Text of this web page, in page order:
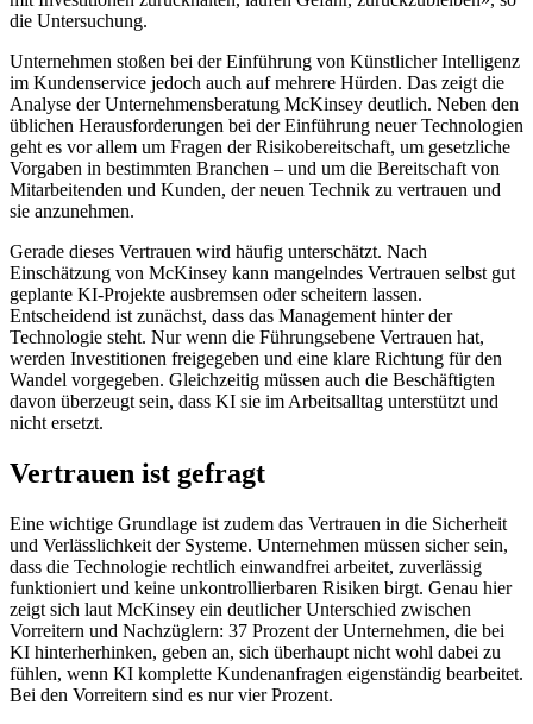
die Untersuchung.
Unternehmen stoßen bei der Einführung von Künstlicher Intelligenz
im Kundenservice jedoch auch auf mehrere Hürden. Das zeigt die
Analyse der Unternehmensberatung McKinsey deutlich. Neben den
üblichen Herausforderungen bei der Einführung neuer Technologien
geht es vor allem um Fragen der Risikobereitschaft, um gesetzliche
Vorgaben in bestimmten Branchen – und um die Bereitschaft von
Mitarbeitenden und Kunden, der neuen Technik zu vertrauen und
sie anzunehmen.
Gerade dieses Vertrauen wird häufig unterschätzt. Nach
Einschätzung von McKinsey kann mangelndes Vertrauen selbst gut
geplante KI-Projekte ausbremsen oder scheitern lassen.
Entscheidend ist zunächst, dass das Management hinter der
Technologie steht. Nur wenn die Führungsebene Vertrauen hat,
werden Investitionen freigegeben und eine klare Richtung für den
Wandel vorgegeben. Gleichzeitig müssen auch die Beschäftigten
davon überzeugt sein, dass KI sie im Arbeitsalltag unterstützt und
nicht ersetzt.
Vertrauen ist gefragt
Eine wichtige Grundlage ist zudem das Vertrauen in die Sicherheit
und Verlässlichkeit der Systeme. Unternehmen müssen sicher sein,
dass die Technologie rechtlich einwandfrei arbeitet, zuverlässig
funktioniert und keine unkontrollierbaren Risiken birgt. Genau hier
zeigt sich laut McKinsey ein deutlicher Unterschied zwischen
Vorreitern und Nachzüglern: 37 Prozent der Unternehmen, die bei
KI hinterherhinken, geben an, sich überhaupt nicht wohl dabei zu
fühlen, wenn KI komplette Kundenanfragen eigenständig bearbeitet.
Bei den Vorreitern sind es nur vier Prozent.